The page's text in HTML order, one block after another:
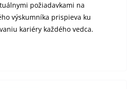
požiadavkami na
výskumníka prispieva ku
kariéry každého vedca.